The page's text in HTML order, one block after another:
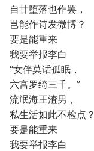
自甘堕落也作罢，
岂能作诗发微博？
要是能重来
我要举报李白
“女伴莫话孤眠，
六宫罗绮三千。”
流氓海王渣男，
私生活如此不检点？
要是能重来
我要举报李白